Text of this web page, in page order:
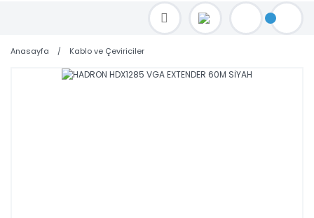
TOPTAN FİYAT ALMAK İÇİN satis@toptanbilgisayar.net MAİL ATINIZ.
SİPARİŞLERİNİZİ AYNI GÜN KARGO İLE GÖNDERİYORUZ!
Anasayfa Kablo ve Çeviriciler